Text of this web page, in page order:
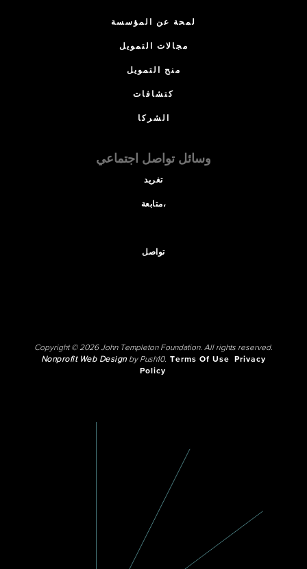
لمحة عن المؤسسة
مجالات التمويل
منح التمويل
كتشافات
الشركا
وسائل تواصل اجتماعي
تغريد
متابعة،
تواصل
Copyright © 2026 John Templeton Foundation. All rights reserved.
Nonprofit Web Designby Push10. Terms Of Use
Privacy
Policy